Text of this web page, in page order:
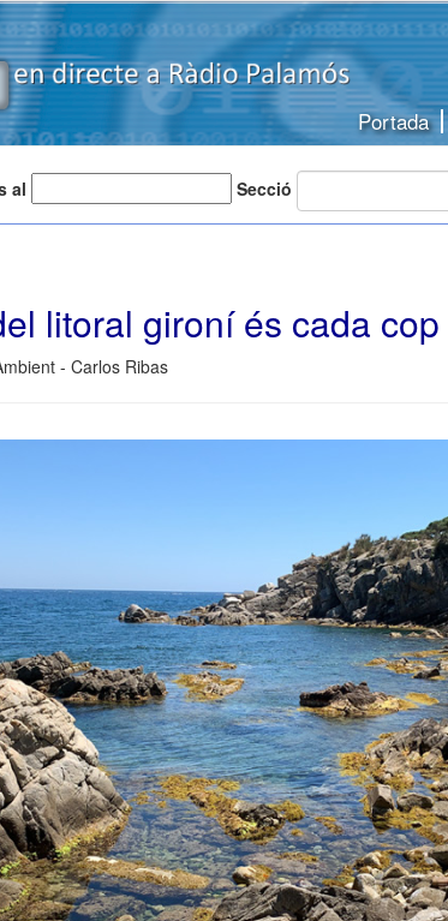
Portada
al Secció
litoral gironí és cada
- Carlos Ribas